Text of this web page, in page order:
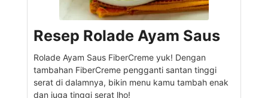
Resep Rolade Ayam Saus
Rolade Ayam Saus FiberCreme yuk! Dengan
tambahan FiberCreme pengganti santan tinggi
serat di dalamnya, bikin menu kamu tambah enak
dan juga tinggi serat lho!